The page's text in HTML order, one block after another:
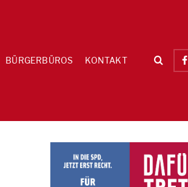
BÜRGERBÜROS KONTAKT